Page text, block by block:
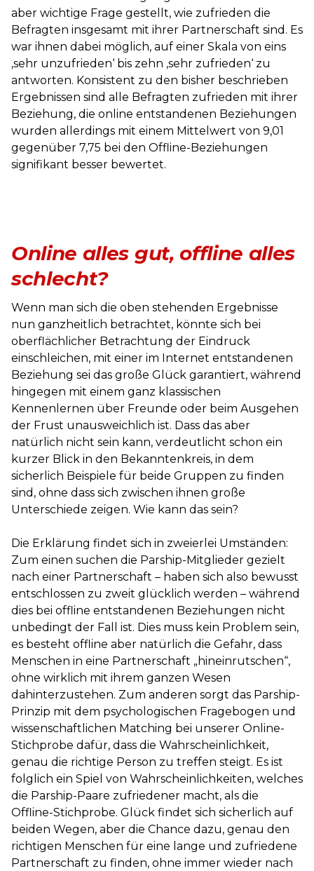
aber wichtige Frage gestellt, wie zufrieden die
Befragten insgesamt mit ihrer Partnerschaft sind. Es
war ihnen dabei möglich, auf einer Skala von eins
‚sehr unzufrieden‘ bis zehn ‚sehr zufrieden‘ zu
antworten. Konsistent zu den bisher beschrieben
Ergebnissen sind alle Befragten zufrieden mit ihrer
Beziehung, die online entstandenen Beziehungen
wurden allerdings mit einem Mittelwert von 9,01
gegenüber 7,75 bei den Offline-Beziehungen
signifikant besser bewertet.
Online alles gut, offline alles
schlecht?
Wenn man sich die oben stehenden Ergebnisse
nun ganzheitlich betrachtet, könnte sich bei
oberflächlicher Betrachtung der Eindruck
einschleichen, mit einer im Internet entstandenen
Beziehung sei das große Glück garantiert, während
hingegen mit einem ganz klassischen
Kennenlernen über Freunde oder beim Ausgehen
der Frust unausweichlich ist. Dass das aber
natürlich nicht sein kann, verdeutlicht schon ein
kurzer Blick in den Bekanntenkreis, in dem
sicherlich Beispiele für beide Gruppen zu finden
sind, ohne dass sich zwischen ihnen große
Unterschiede zeigen. Wie kann das sein?
Die Erklärung findet sich in zweierlei Umständen:
Zum einen suchen die Parship-Mitglieder gezielt
nach einer Partnerschaft – haben sich also bewusst
entschlossen zu zweit glücklich werden – während
dies bei offline entstandenen Beziehungen nicht
unbedingt der Fall ist. Dies muss kein Problem sein,
es besteht offline aber natürlich die Gefahr, dass
Menschen in eine Partnerschaft „hineinrutschen“,
ohne wirklich mit ihrem ganzen Wesen
dahinterzustehen. Zum anderen sorgt das Parship-
Prinzip mit dem psychologischen Fragebogen und
wissenschaftlichen Matching bei unserer Online-
Stichprobe dafür, dass die Wahrscheinlichkeit,
genau die richtige Person zu treffen steigt. Es ist
folglich ein Spiel von Wahrscheinlichkeiten, welches
die Parship-Paare zufriedener macht, als die
Offline-Stichprobe. Glück findet sich sicherlich auf
beiden Wegen, aber die Chance dazu, genau den
richtigen Menschen für eine lange und zufriedene
Partnerschaft zu finden, ohne immer wieder nach